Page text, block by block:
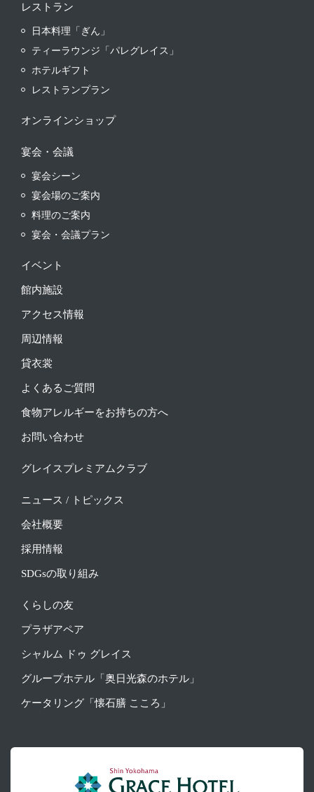
レストラン
日本料理「ぎん」
ティーラウンジ「パレグレイス」
ホテルギフト
レストランプラン
オンラインショップ
宴会・会議
宴会シーン
宴会場のご案内
料理のご案内
宴会・会議プラン
イベント
館内施設
アクセス情報
周辺情報
貸衣裳
よくあるご質問
食物アレルギーをお持ちの方へ
お問い合わせ
グレイスプレミアムクラブ
ニュース / トピックス
会社概要
採用情報
SDGsの取り組み
くらしの友
プラザアペア
シャルム ドゥ グレイス
グループホテル「奥日光森のホテル」
ケータリング「懐石膳 こころ」